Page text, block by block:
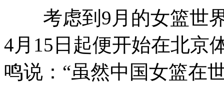
考虑到9月的女篮世界
4月15日起便开始在北京
鸣说：“虽然中国女篮在